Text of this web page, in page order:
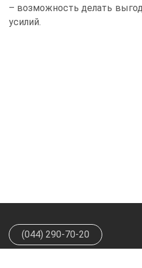
– возможность делать
усилий.
(044) 290-70-20